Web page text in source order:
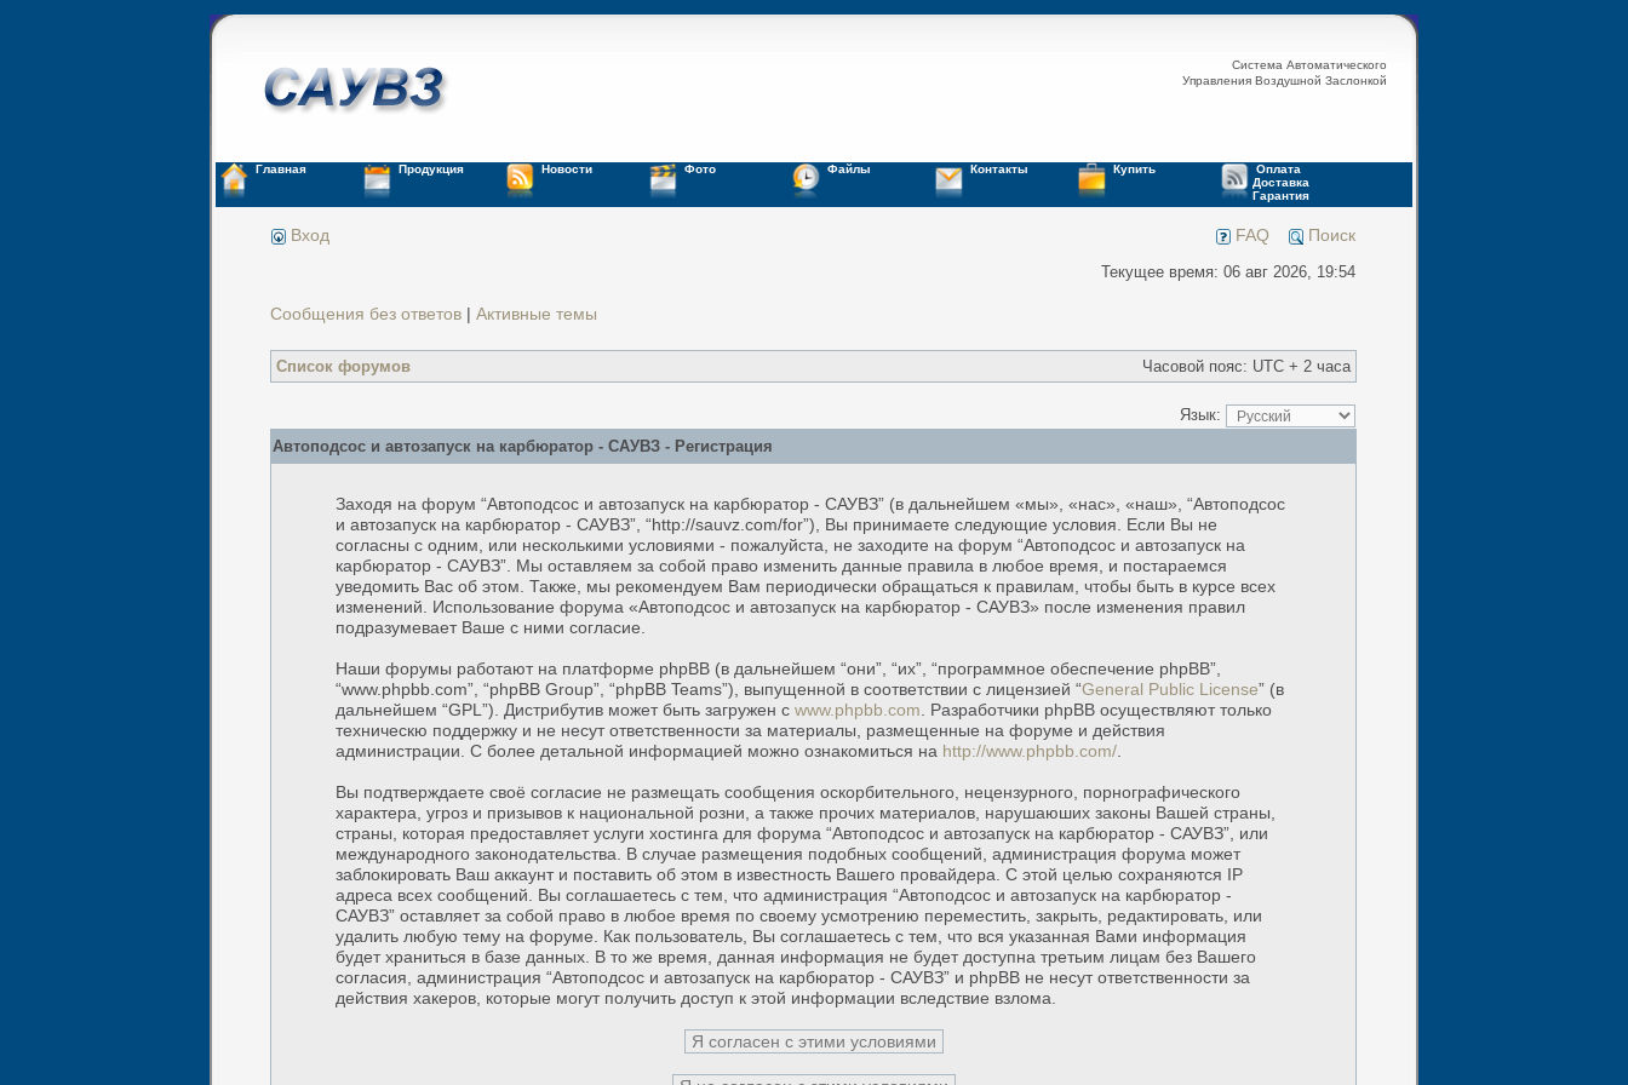
Система Автоматического
Управления Воздушной Заслонкой
Главная Продукция Новости Фото Файлы Контакты Купить
Оплата
Доставка
Гарантия
Вход FAQ Поиск
Текущее время: 06 авг 2026, 19:54
Сообщения без ответов |Активные темы
Список форумов Часовой пояс: UTC + 2 часа
Язык:
Автоподсос и автозапуск на карбюратор - САУВЗ - Регистрация
Заходя на форум “Автоподсос и автозапуск на карбюратор - САУВЗ” (в дальнейшем «мы», «нас», «наш», “Автоподсос
и автозапуск на карбюратор - САУВЗ”, “http://sauvz.com/for”), Вы принимаете следующие условия. Если Вы не
согласны с одним, или несколькими условиями - пожалуйста, не заходите на форум “Автоподсос и автозапуск на
карбюратор - САУВЗ”. Мы оставляем за собой право изменить данные правила в любое время, и постараемся
уведомить Вас об этом. Также, мы рекомендуем Вам периодически обращаться к правилам, чтобы быть в курсе всех
изменений. Использование форума «Автоподсос и автозапуск на карбюратор - САУВЗ» после изменения правил
подразумевает Ваше с ними согласие.
Наши форумы работают на платформе phpBB (в дальнейшем “они”, “их”, “программное обеспечение phpBB”,
“www.phpbb.com”, “phpBB Group”, “phpBB Teams”), выпущенной в соответствии с лицензией “General Public License” (в
дальнейшем “GPL”). Дистрибутив может быть загружен с www.phpbb.com . Разработчики phpBB осуществляют только
техническю поддержку и не несут ответственности за материалы, размещенные на форуме и действия
администрации. С более детальной информацией можно ознакомиться на http://www.phpbb.com/.
Вы подтверждаете своё согласие не размещать сообщения оскорбительного, нецензурного, порнографического
характера, угроз и призывов к национальной розни, а также прочих материалов, нарушаюших законы Вашей страны,
страны, которая предоставляет услуги хостинга для форума “Автоподсос и автозапуск на карбюратор - САУВЗ”, или
международного законодательства. В случае размещения подобных сообщений, администрация форума может
заблокировать Ваш аккаунт и поставить об этом в известность Вашего провайдера. С этой целью сохраняются IP
адреса всех сообщений. Вы соглашаетесь с тем, что администрация “Автоподсос и автозапуск на карбюратор -
САУВЗ” оставляет за собой право в любое время по своему усмотрению переместить, закрыть, редактировать, или
удалить любую тему на форуме. Как пользователь, Вы соглашаетесь с тем, что вся указанная Вами информация
будет храниться в базе данных. В то же время, данная информация не будет доступна третьим лицам без Вашего
согласия, администрация “Автоподсос и автозапуск на карбюратор - САУВЗ” и phpBB не несут ответственности за
действия хакеров, которые могут получить доступ к этой информации вследствие взлома.